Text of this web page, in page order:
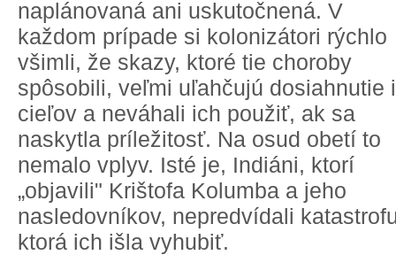
naplánovaná ani uskutočnená. V
každom prípade si kolonizátori rýchlo
všimli, že skazy, ktoré tie choroby
spôsobili, veľmi uľahčujú dosiahnutie
cieľov a neváhali ich použiť, ak sa
naskytla príležitosť. Na osud obetí to
nemalo vplyv. Isté je, Indiáni, ktorí
„objavili" Krištofa Kolumba a jeho
nasledovníkov, nepredvídali
ktorá ich išla vyhubiť.